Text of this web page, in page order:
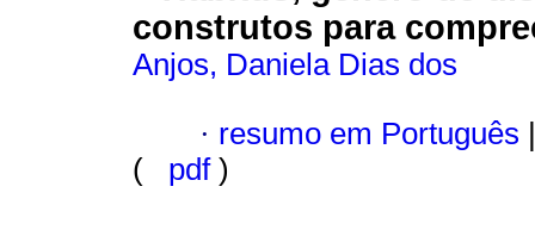
construtos para
Anjos, Daniela Dias dos
· resumo em Português
(
pdf )